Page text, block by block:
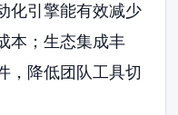
化引擎能有效减少
本；生态集成丰
，降低团队工具切